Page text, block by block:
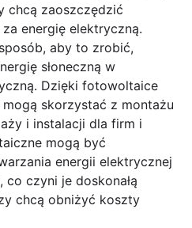
chcą zaoszczędzić
energię elektryczną.
aby to zrobić,
słoneczną w
Dzięki fotowoltaice
skorzystać z montażu
i instalacji dla firm i
mogą być
energii elektrycznej
czyni je doskonałą
chcą obniżyć koszty